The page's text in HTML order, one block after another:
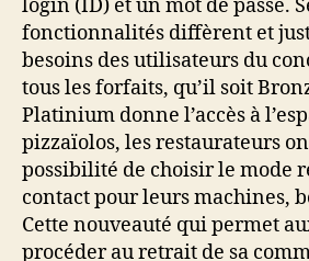
login (ID) et un mot de passe.
fonctionnalités diffèrent et
besoins des utilisateurs du
tous les forfaits, qu’il soit
Platinium donne l’accès à
pizzaïolos, les restaurateurs
possibilité de choisir le mode
contact pour leurs machines,
Cette nouveauté qui permet
procéder au retrait de sa